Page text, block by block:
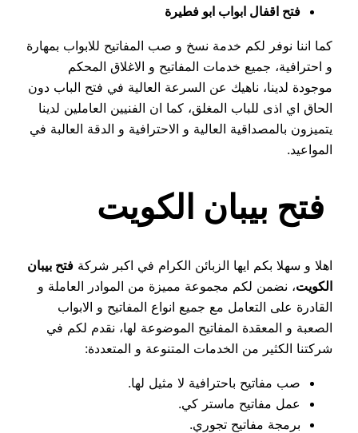
فتح اقفال ابواب ابو فطيرة
كما اننا نوفر لكم خدمة نسخ و صب المفاتيح للابواب بمهارة
و احترافية، جميع خدمات المفاتيح و الاغلاق المحكم
موجودة لدينا، ناهيك عن السرعة العالية في فتح الباب دون
الحاق اي اذى للباب المغلق، كما ان الفنيين العاملين لدينا
يتميزون بالمصداقية العالية و الاحترافية و الدقة العالبة في
المواعيد.
فتح بيبان الكويت
اهلا و سهلا بكم ايها الزبائن الكرام في اكبر شركة فتح بيبان
الكويت، نضمن لكم مجموعة مميزة من الموادر العاملة و
القادرة على التعامل مع جميع انواع المفاتيح و الابواب
الصعبة و المعقدة المفاتيح الموضوعة لها، نقدم لكم في
شركتنا الكثير من الخدمات المتنوعة و المتعددة:
صب مفاتيح باحترافية لا مثيل لها.
عمل مفاتيح ماستر كي.
برمجة مفاتيح تجوري.